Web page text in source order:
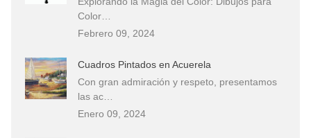
Color…
Febrero 09, 2024
Cuadros Pintados en Acuerela
Con gran admiración y respeto, presentamos
las ac…
Enero 09, 2024